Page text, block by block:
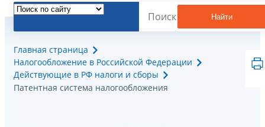
Найти
Главная страница
Налогообложение в Российской Федерации
Действующие в РФ налоги и сборы
Патентная система налогообложения